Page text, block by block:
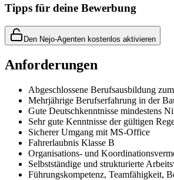
Tipps für deine Bewerbung
Den Nejo-Agenten kostenlos aktivieren
Anforderungen
Abgeschlossene Berufsausbildung
Mehrjährige Berufserfahrung in der
Gute Deutschkenntnisse mindestens
Sehr gute Kenntnisse der gültigen
Sicherer Umgang mit MS-Office
Fahrerlaubnis Klasse B
Organisations- und
Selbstständige und strukturierte
Führungskompetenz, Teamfähigkeit,